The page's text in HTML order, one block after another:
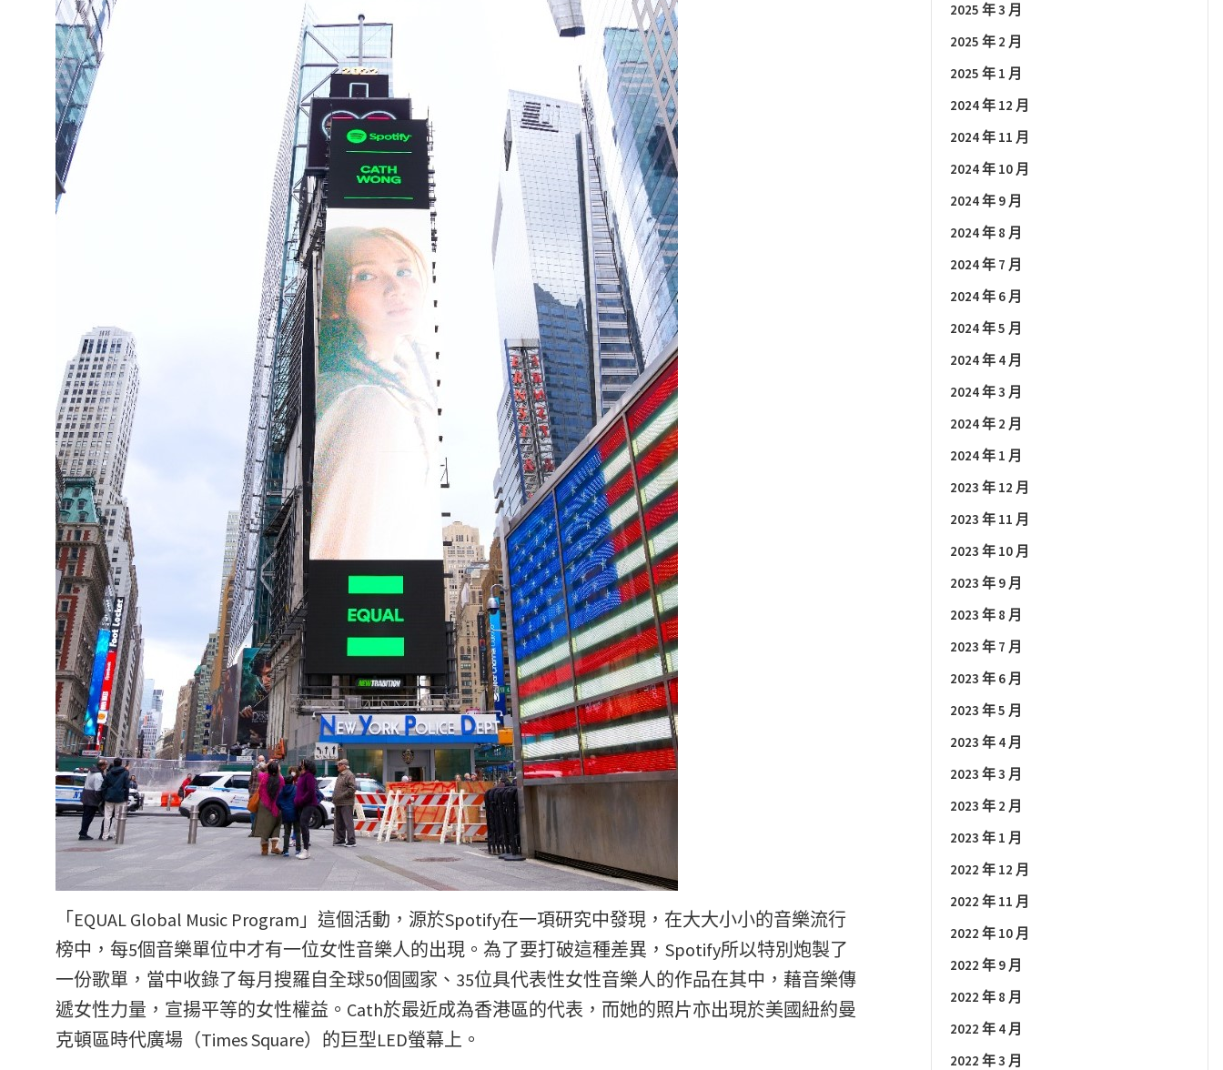
「EQUAL Global Music Program」這個活動，源於Spotify在一項研究中發現，在大大小小的音樂流行
榜中，每5個音樂單位中才有一位女性音樂人的出現。為了要打破這種差異，Spotify所以特別炮製了
一份歌單，當中收錄了每月搜羅自全球50個國家、35位具代表性女性音樂人的作品在其中，藉音樂傳
遞女性力量，宣揚平等的女性權益。Cath於最近成為香港區的代表，而她的照片亦出現於美國紐約曼
克頓區時代廣場（Times Square）的巨型LED螢幕上。
2025 年 3 月
2025 年 2 月
2025 年 1 月
2024 年 12 月
2024 年 11 月
2024 年 10 月
2024 年 9 月
2024 年 8 月
2024 年 7 月
2024 年 6 月
2024 年 5 月
2024 年 4 月
2024 年 3 月
2024 年 2 月
2024 年 1 月
2023 年 12 月
2023 年 11 月
2023 年 10 月
2023 年 9 月
2023 年 8 月
2023 年 7 月
2023 年 6 月
2023 年 5 月
2023 年 4 月
2023 年 3 月
2023 年 2 月
2023 年 1 月
2022 年 12 月
2022 年 11 月
2022 年 10 月
2022 年 9 月
2022 年 8 月
2022 年 4 月
2022 年 3 月